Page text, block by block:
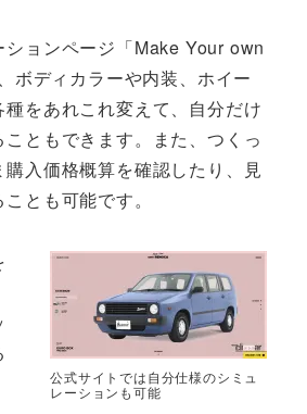
ョンページ「Make Your own
ボディカラーや内装、ホイー
をあれこれ変えて、自分だけ
ともできます。また、つくっ
入価格概算を確認したり、見
とも可能です。
公式サイトでは自分仕様のシミュ
レーションも可能